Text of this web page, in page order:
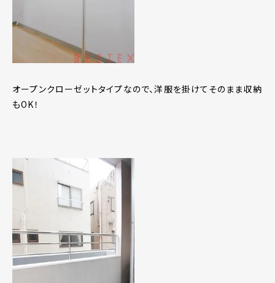
オープンクローゼットタイプなので、洋服を掛けてそのまま収納
もOK！